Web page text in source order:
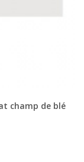
champ de blé